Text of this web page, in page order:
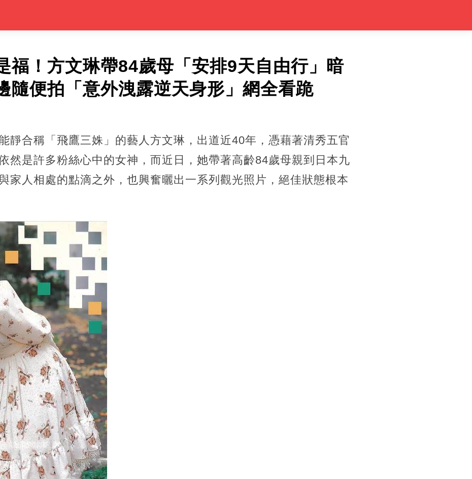
福！方文琳帶84歲母「安排9天自由行」暗
便拍「意外洩露逆天身形」網全看跪
靜合稱「飛鷹三姝」的藝人方文琳，出道近40年，憑藉著清秀五官
然是許多粉絲心中的女神，而近日，她帶著高齡84歲母親到日本九
家人相處的點滴之外，也興奮曬出一系列觀光照片，絕佳狀態根本